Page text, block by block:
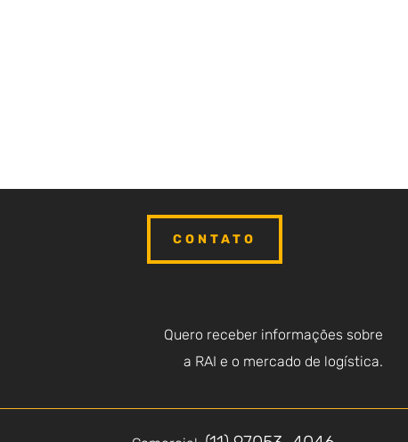
CONTATO
Quero receber informações sobre
a RAI e o mercado de logística.